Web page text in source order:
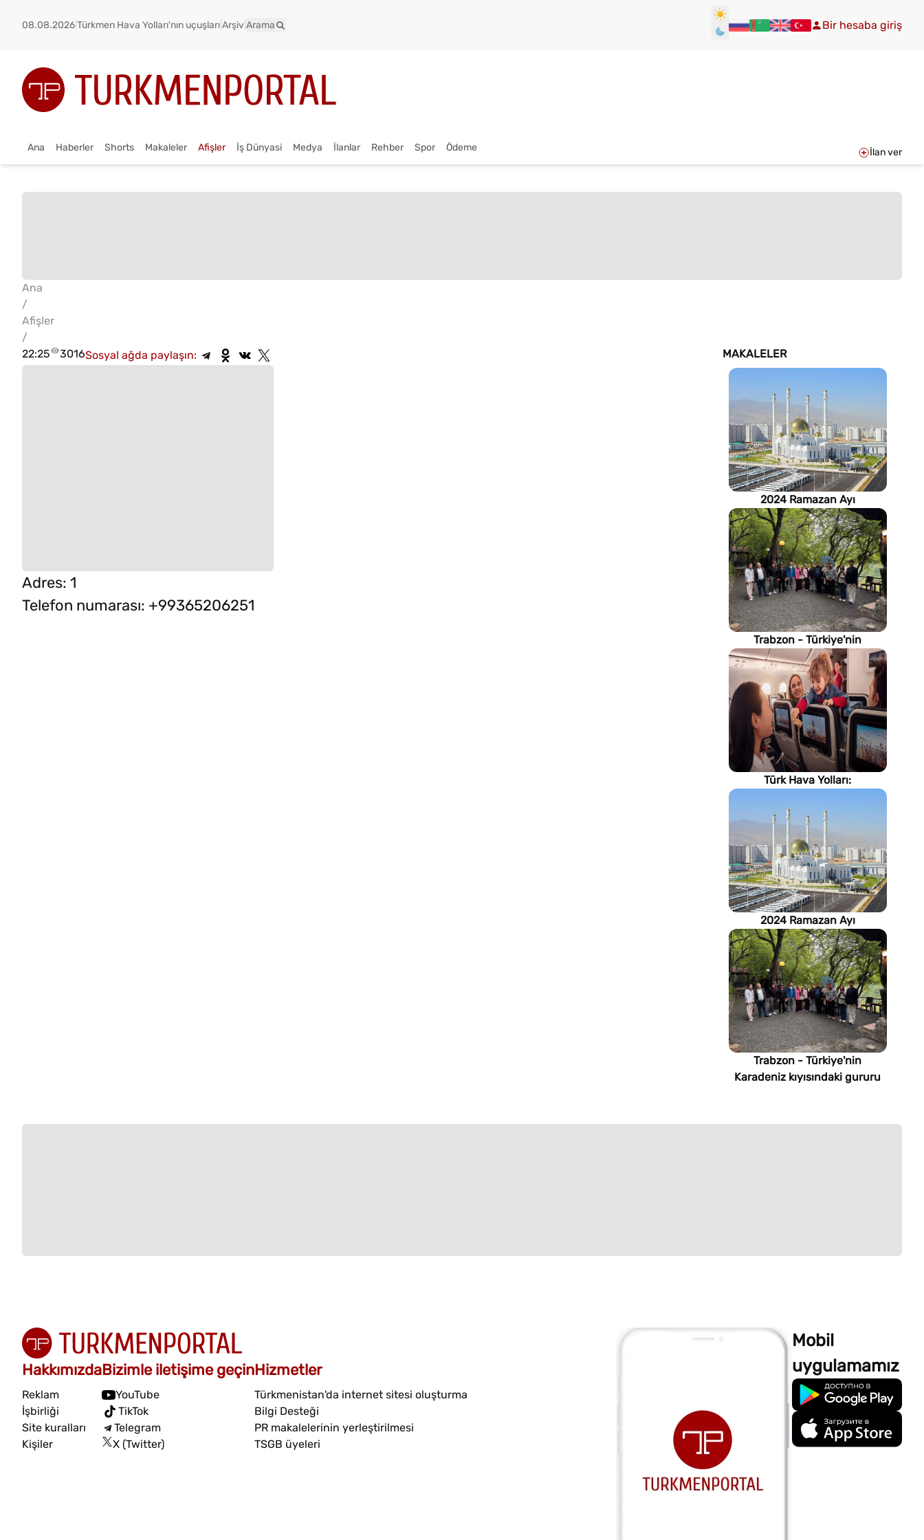
08.08.2026Türkmen Hava Yolları'nın uçuşlarıArşiv Arama Bir hesaba giriş
Ana Haberler Shorts Makaleler Afişler İş Dünyasi Medya İlanlar Rehber Spor Ödeme İlan ver
Ana
/
Afişler
/
22:25
3016Sosyal ağda paylaşın:
Adres: 1
Telefon numarası: +99365206251
MAKALELER
2024 Ramazan Ayı
imsakiyesi (Türkmenistan)
Trabzon - Türkiye'nin
Karadeniz kıyısındaki gururu
Türk Hava Yolları:
2024 Ramazan Ayı
imsakiyesi (Türkmenistan)
Trabzon - Türkiye'nin
Karadeniz kıyısındaki gururu
Hakkımızda
Reklam
İşbirliği
Site kuralları
Kişiler
Bizimle iletişime geçin
YouTube
TikTok
Telegram
X (Twitter)
Hizmetler
Türkmenistan'da internet sitesi oluşturma
Bilgi Desteği
PR makalelerinin yerleştirilmesi
TSGB üyeleri
Mobil
uygulamamız